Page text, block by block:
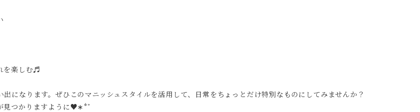
を楽しむ♬
になります。ぜひこのマニッシュスタイルを活用して、日常をちょっとだけ特別なものにしてみませんか？
見つかりますように♥︎∗*ﾟ